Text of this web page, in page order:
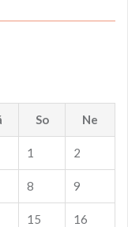
So Ne
1 2
8 9
15 16